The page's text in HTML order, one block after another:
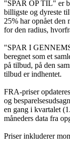
"SPAR OP TIL" er
billigste og dyreste
25% har opnået den
for den radius,
"SPAR I
beregnet som et
på tilbud, på den
tilbud er indhentet.
FRA-priser
og
en gang i kvartalet
måneders data fra
Priser inkluderer